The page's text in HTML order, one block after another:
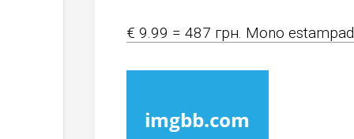
€ 9.99 = 487 грн. Mono